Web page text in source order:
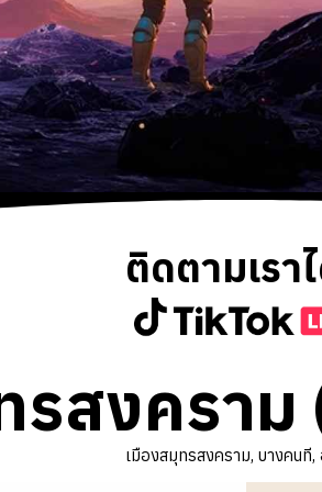
ติดตามเรา
รสงคราม
เมืองสมุทรสงคราม, บางคนที